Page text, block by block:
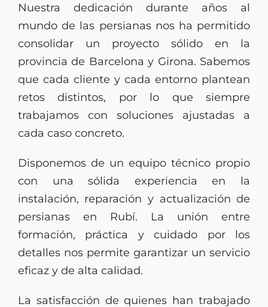
Nuestra dedicación durante años al
mundo de las persianas nos ha permitido
consolidar un proyecto sólido en la
provincia de Barcelona y Girona. Sabemos
que cada cliente y cada entorno plantean
retos distintos, por lo que siempre
trabajamos con soluciones ajustadas a
cada caso concreto.
Disponemos de un equipo técnico propio
con una sólida experiencia en la
instalación, reparación y actualización de
persianas en Rubí. La unión entre
formación, práctica y cuidado por los
detalles nos permite garantizar un servicio
eficaz y de alta calidad.
La satisfacción de quienes han trabajado